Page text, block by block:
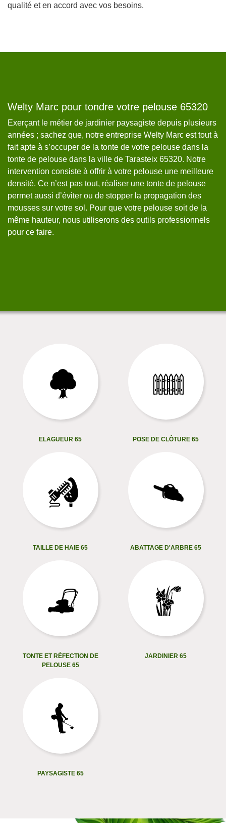
qualité et en accord avec vos besoins.
Welty Marc pour tondre votre pelouse 65320
Exerçant le métier de jardinier paysagiste depuis plusieurs
années ; sachez que, notre entreprise Welty Marc est tout à
fait apte à s’occuper de la tonte de votre pelouse dans la
tonte de pelouse dans la ville de Tarasteix 65320. Notre
intervention consiste à offrir à votre pelouse une meilleure
densité. Ce n’est pas tout, réaliser une tonte de pelouse
permet aussi d’éviter ou de stopper la propagation des
mousses sur votre sol. Pour que votre pelouse soit de la
même hauteur, nous utiliserons des outils professionnels
pour ce faire.
ELAGUEUR 65 POSE DE CLÔTURE 65
TAILLE DE HAIE 65 ABATTAGE D'ARBRE 65
TONTE ET RÉFECTION DE
PELOUSE 65
JARDINIER 65
PAYSAGISTE 65